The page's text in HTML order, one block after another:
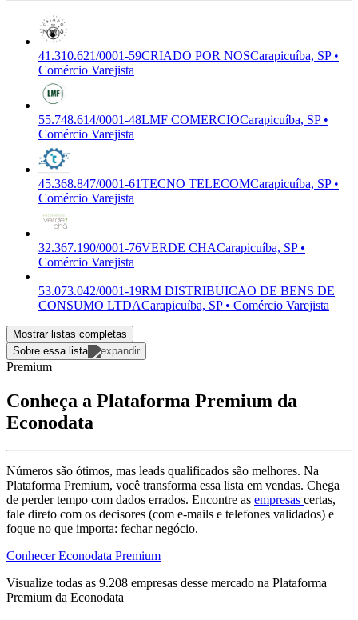
41.310.621/0001-59CRIADO POR NOSCarapicuíba, SP •
Comércio Varejista
55.748.614/0001-48LMF COMERCIOCarapicuíba, SP •
Comércio Varejista
45.368.847/0001-61TECNO TELECOMCarapicuíba, SP •
Comércio Varejista
32.367.190/0001-76VERDE CHACarapicuíba, SP •
Comércio Varejista
53.073.042/0001-19RM DISTRIBUICAO DE BENS DE
CONSUMO LTDACarapicuíba, SP • Comércio Varejista
Mostrar listas completas
Sobre essa lista
Premium
Conheça a Plataforma Premium da
Econodata
Números são ótimos, mas leads qualificados são melhores. Na
Plataforma Premium, você transforma essa lista em vendas. Chega
de perder tempo com dados errados. Encontre as empresas certas,
fale direto com os decisores (com e-mails e telefones validados) e
foque no que importa: fechar negócio.
Conhecer Econodata Premium
Visualize todas as 9.208 empresas desse mercado na Plataforma
Premium da Econodata